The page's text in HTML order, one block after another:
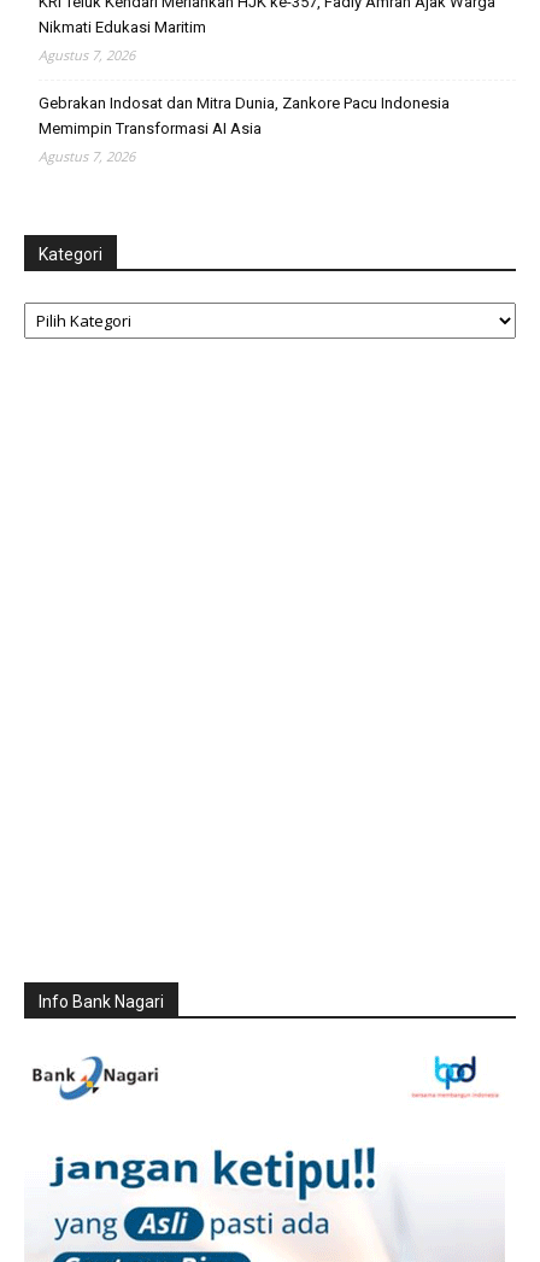
Nikmati Edukasi Maritim
Agustus 7, 2026
Gebrakan Indosat dan Mitra Dunia, Zankore Pacu Indonesia
Memimpin Transformasi AI Asia
Agustus 7, 2026
Kategori
Kategori
Info Bank Nagari